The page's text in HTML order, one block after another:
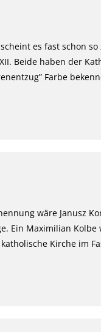
es fast schon so
Beide haben der
Farbe
wäre Janusz
Ein Maximilian Kolbe
Kirche im